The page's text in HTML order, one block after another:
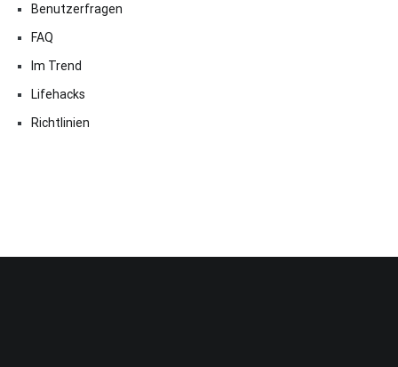
Benutzerfragen
FAQ
Im Trend
Lifehacks
Richtlinien